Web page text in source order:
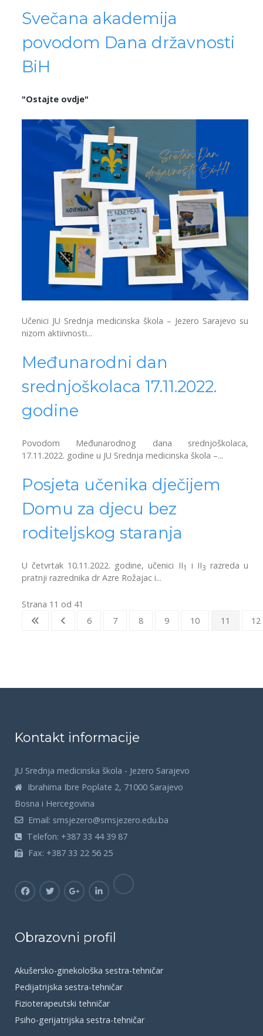
Svečana akademija
povodom Dana državnosti
BiH
"Ostajte ovdje"
Učenici JU Srednja medicinska škola – Jezero Sarajevo su
nizom aktiivnosti...
Međunarodni dan
srednjoškolaca 17.11.2022.
godine
Povodom Međunarodnog dana srednjoškolaca,
17.11.2022. godine u JU Srednja medicinska škola –...
Posjeta učenika dječijem
Domu za djecu bez
roditeljskog staranja
U četvrtak 10.11.2022. godine, učenici II1 i II3 razreda u
pratnji razrednika dr Azre Rožajac i...
Strana 11 od 41
6
7 8 9 10 11 12
Kontakt informacije
JU Srednja medicinska škola - Jezero Sarajevo
Ibrahima Ibre Poplate 2, 71000 Sarajevo
Bosna i Hercegovina
Email: smsjezero@smsjezero.edu.ba
Telefon: +387 33 44 39 87
Fax: +387 33 22 56 25
Obrazovni profil
Akušersko-ginekološka sestra-tehničar
Pedijatrijska sestra-tehničar
Fizioterapeutski tehničar
Psiho-gerijatrijska sestra-tehničar